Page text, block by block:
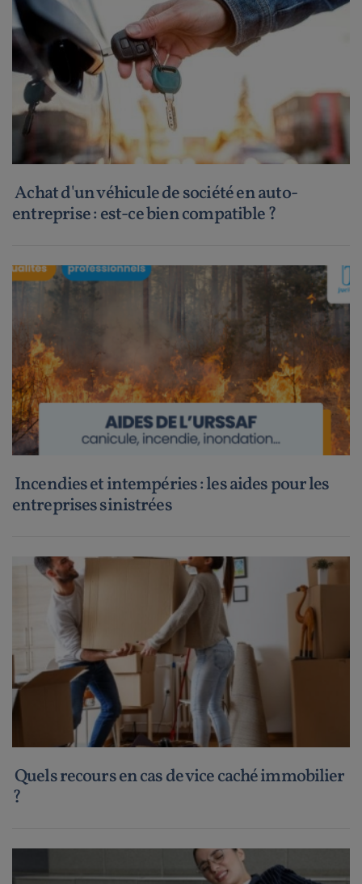
Achat d'un véhicule de société en auto-
entreprise : est-ce bien compatible ?
Incendies et intempéries : les aides pour les
entreprises sinistrées
Quels recours en cas de vice caché immobilier
?